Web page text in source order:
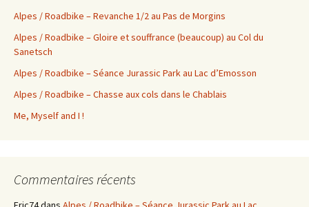
Alpes / Roadbike – Revanche 1/2 au Pas de Morgins
Alpes / Roadbike – Gloire et souffrance (beaucoup) au Col du
Sanetsch
Alpes / Roadbike – Séance Jurassic Park au Lac d’Emosson
Alpes / Roadbike – Chasse aux cols dans le Chablais
Me, Myself and I !
Commentaires récents